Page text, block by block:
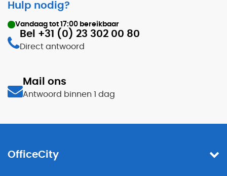
Hulp nodig?
Vandaag tot 17:00 bereikbaar
Bel +31 (0) 23 302 00 80
Direct antwoord
Mail ons
Antwoord binnen 1 dag
OfficeCity